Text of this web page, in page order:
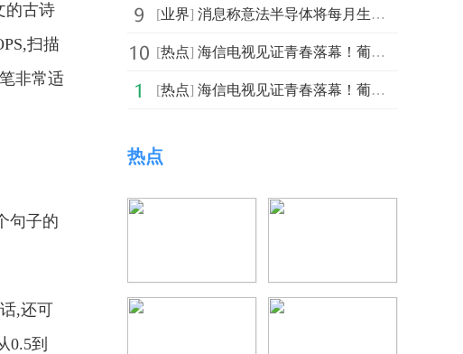
的古诗
扫描
非常适
句子的
,还可
0.5到
[业界] 消息称意法半导体将每月生产5万片晶圆18nm FDSOI 后续
[热点] 海信电视见证青春落幕！葡萄牙无缘四强，C罗含泪告别世界
[热点] 海信电视见证青春落幕！葡萄牙无缘四强，C罗含泪告别世界
热点